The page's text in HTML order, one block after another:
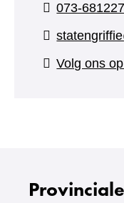
073-
Volg ons